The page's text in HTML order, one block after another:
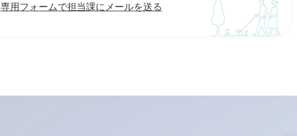
専用フォームで担当課にメールを送る